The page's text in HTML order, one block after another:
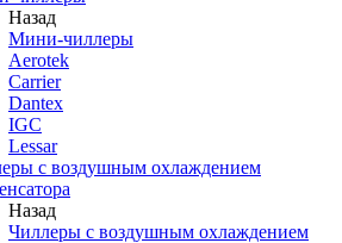
Назад
Мини-чиллеры
Aerotek
Carrier
Dantex
IGC
Lessar
с воздушным охлаждением
Назад
Чиллеры с воздушным охлаждением